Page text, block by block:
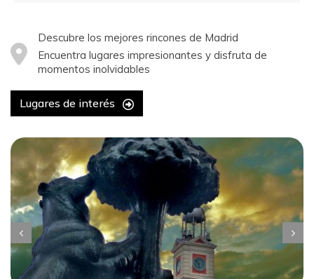
Descubre los mejores rincones de Madrid
Encuentra lugares impresionantes y disfruta de
momentos inolvidables
Lugares de interés